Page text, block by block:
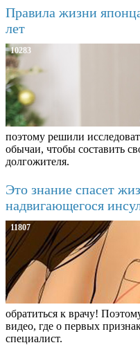
Правила жизни
лет
10283
поэтому решили
обычаи, чтобы составить
долгожителя.
Это знание спасет
надвигающегося
11807
обратиться к врачу!
видео, где о первых
специалист.